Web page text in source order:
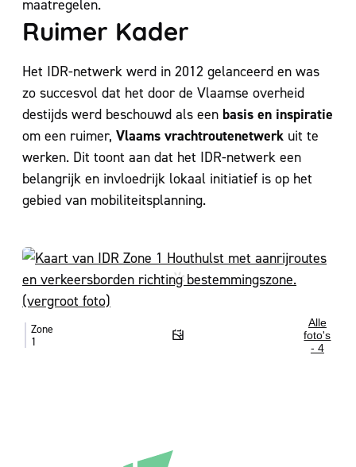
maatregelen.
Ruimer Kader
Het IDR-netwerk werd in 2012 gelanceerd en was
zo succesvol dat het door de Vlaamse overheid
destijds werd beschouwd als een basis en inspiratie
om een ruimer, Vlaams vrachtroutenetwerk uit te
werken. Dit toont aan dat het IDR-netwerk een
belangrijk en invloedrijk lokaal initiatief is op het
gebied van mobiliteitsplanning.
Zone
1
Alle
foto's
- 4